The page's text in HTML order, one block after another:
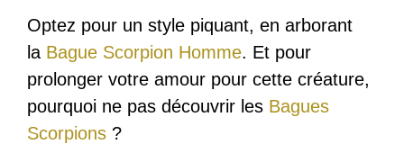
Optez pour un style piquant, en arborant
la Bague Scorpion Homme. Et pour
prolonger votre amour pour cette créature,
pourquoi ne pas découvrir les Bagues
Scorpions ?